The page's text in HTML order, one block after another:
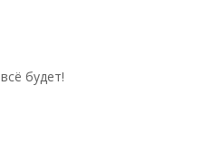
будет!